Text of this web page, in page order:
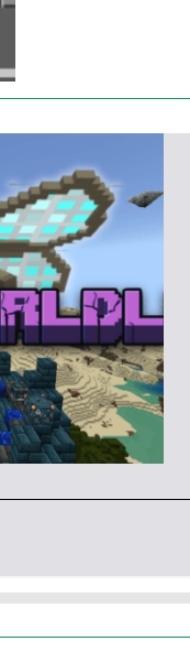
мод на авто
один клик
Edition